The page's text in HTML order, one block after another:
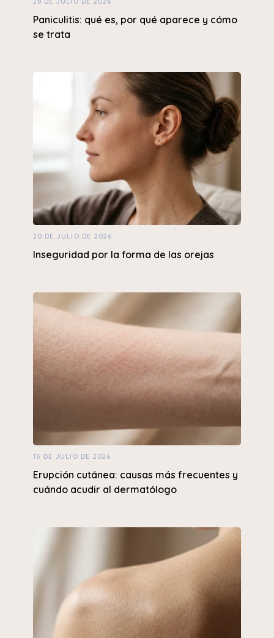
Paniculitis: qué es, por qué aparece y cómo
se trata
20 DE JULIO DE 2026
Inseguridad por la forma de las orejas
15 DE JULIO DE 2026
Erupción cutánea: causas más frecuentes y
cuándo acudir al dermatólogo